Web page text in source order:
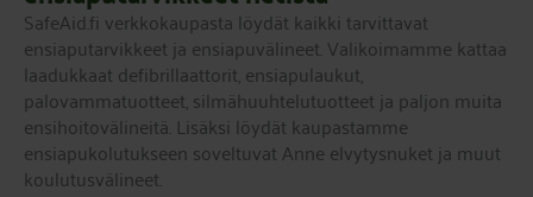
SafeAid.fi verkkokaupasta löydät kaikki tarvittavat
ensiaputarvikkeet ja ensiapuvälineet. Valikoimamme kattaa
laadukkaat defibrillaattorit, ensiapulaukut,
palovammatuotteet, silmähuuhtelutuotteet ja paljon muita
ensihoitovälineitä. Lisäksi löydät kaupastamme
ensiapukolutukseen soveltuvat Anne elvytysnuket ja muut
koulutusvälineet.